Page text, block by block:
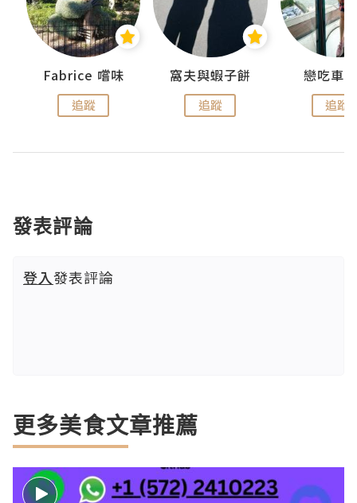
Fabrice 嚐味
追蹤
窩夫與蝦子餅
追蹤
戀吃車
追蹤
發表評論
登入發表評論
更多美食文章推薦